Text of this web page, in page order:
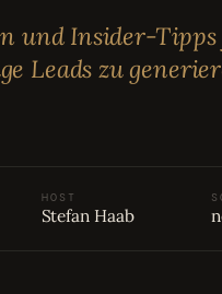
und Insider-
Leads zu
HOST
Stefan Haab